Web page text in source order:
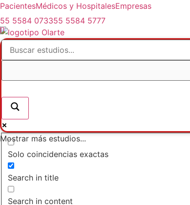
PacientesMédicos y HospitalesEmpresas
55 5584 073355 5584 5777
Mostrar más estudios...
Solo coincidencias exactas
Search in title
Search in content